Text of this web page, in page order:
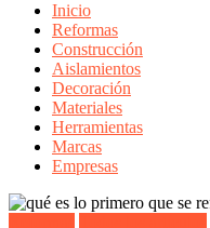
Inicio
Reformas
Construcción
Aislamientos
Decoración
Materiales
Herramientas
Marcas
Empresas